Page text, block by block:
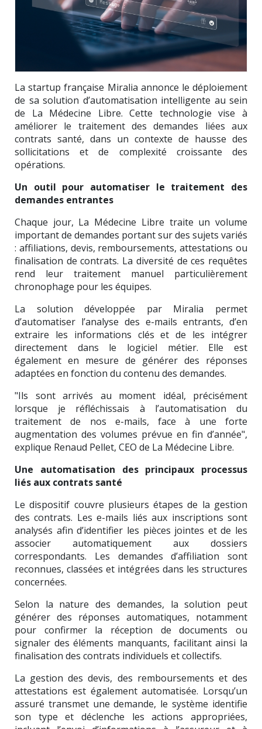
La startup française Miralia annonce le déploiement
de sa solution d’automatisation intelligente au sein
de La Médecine Libre. Cette technologie vise à
améliorer le traitement des demandes liées aux
contrats santé, dans un contexte de hausse des
sollicitations et de complexité croissante des
opérations.
Un outil pour automatiser le traitement des
demandes entrantes
Chaque jour, La Médecine Libre traite un volume
important de demandes portant sur des sujets variés
: affiliations, devis, remboursements, attestations ou
finalisation de contrats. La diversité de ces requêtes
rend leur traitement manuel particulièrement
chronophage pour les équipes.
La solution développée par Miralia permet
d’automatiser l’analyse des e-mails entrants, d’en
extraire les informations clés et de les intégrer
directement dans le logiciel métier. Elle est
également en mesure de générer des réponses
adaptées en fonction du contenu des demandes.
"Ils sont arrivés au moment idéal, précisément
lorsque je réfléchissais à l’automatisation du
traitement de nos e-mails, face à une forte
augmentation des volumes prévue en fin d’année",
explique Renaud Pellet, CEO de La Médecine Libre.
Une automatisation des principaux processus
liés aux contrats santé
Le dispositif couvre plusieurs étapes de la gestion
des contrats. Les e-mails liés aux inscriptions sont
analysés afin d’identifier les pièces jointes et de les
associer automatiquement aux dossiers
correspondants. Les demandes d’affiliation sont
reconnues, classées et intégrées dans les structures
concernées.
Selon la nature des demandes, la solution peut
générer des réponses automatiques, notamment
pour confirmer la réception de documents ou
signaler des éléments manquants, facilitant ainsi la
finalisation des contrats individuels et collectifs.
La gestion des devis, des remboursements et des
attestations est également automatisée. Lorsqu’un
assuré transmet une demande, le système identifie
son type et déclenche les actions appropriées,